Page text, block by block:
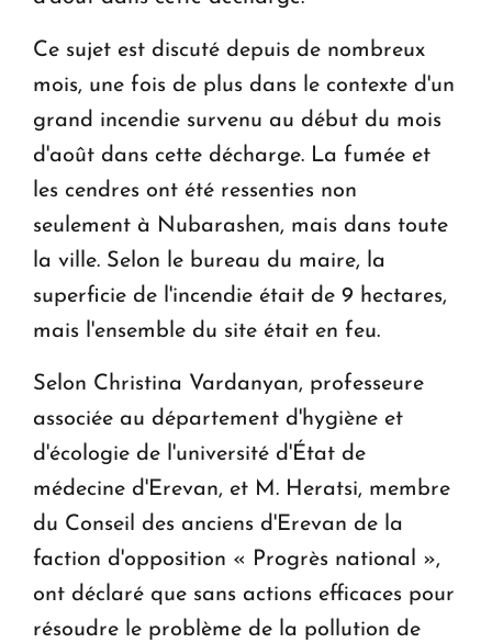
Ce sujet est discuté depuis de nombreux
mois, une fois de plus dans le contexte d'un
grand incendie survenu au début du mois
d'août dans cette décharge. La fumée et
les cendres ont été ressenties non
seulement à Nubarashen, mais dans toute
la ville. Selon le bureau du maire, la
superficie de l'incendie était de 9 hectares,
mais l'ensemble du site était en feu.
Selon Christina Vardanyan, professeure
associée au département d'hygiène et
d'écologie de l'université d'État de
médecine d'Erevan, et M. Heratsi, membre
du Conseil des anciens d'Erevan de la
faction d'opposition « Progrès national »,
ont déclaré que sans actions efficaces pour
résoudre le problème de la pollution de